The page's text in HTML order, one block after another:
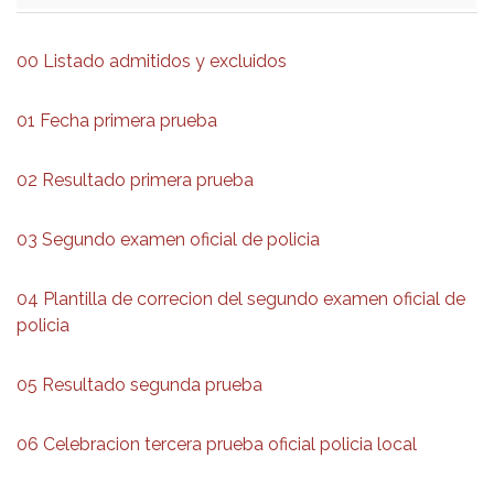
00 Listado admitidos y excluidos
01 Fecha primera prueba
02 Resultado primera prueba
03 Segundo examen oficial de policia
04 Plantilla de correcion del segundo examen oficial de
policia
05 Resultado segunda prueba
06 Celebracion tercera prueba oficial policia local